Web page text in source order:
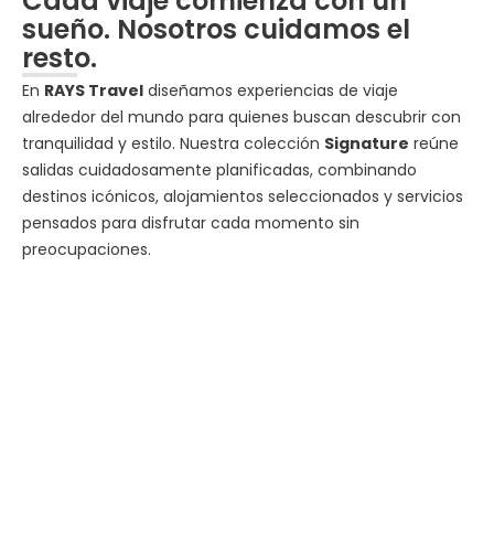
sueño. Nosotros cuidamos el
resto.
En RAYS Travel diseñamos experiencias de viaje
alrededor del mundo para quienes buscan descubrir con
tranquilidad y estilo. Nuestra colección Signature reúne
salidas cuidadosamente planificadas, combinando
destinos icónicos, alojamientos seleccionados y servicios
pensados para disfrutar cada momento sin
preocupaciones.